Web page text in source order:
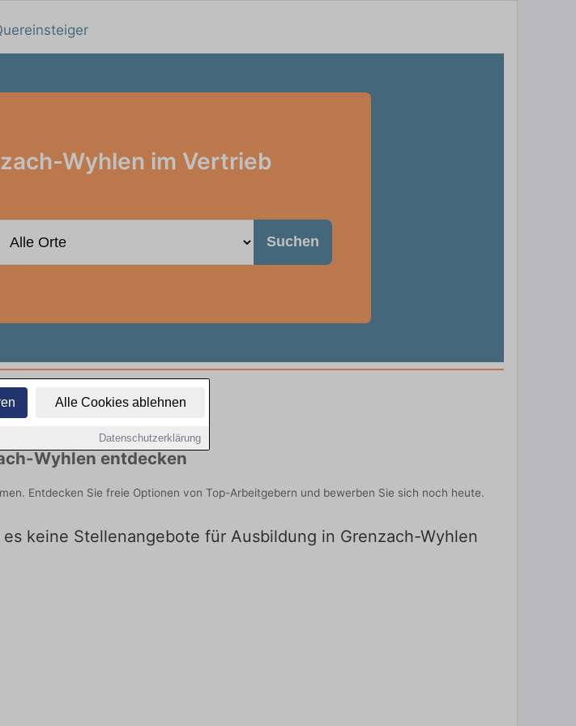
Alle Cookies ablehnen
Datenschutzerklärung
Wyhlen im Vertrieb
Suchen
Quereinsteiger
Wyhlen entdecken
Entdecken Sie freie Optionen von Top-Arbeitgebern und bewerben Sie sich noch heute.
keine Stellenangebote für Ausbildung in Grenzach-Wyhlen